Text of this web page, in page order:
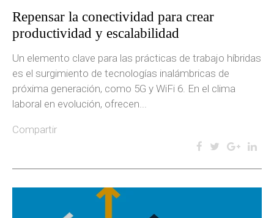
Repensar la conectividad para crear
productividad y escalabilidad
Un elemento clave para las prácticas de trabajo híbridas
es el surgimiento de tecnologías inalámbricas de
próxima generación, como 5G y WiFi 6. En el clima
laboral en evolución, ofrecen...
Compartir